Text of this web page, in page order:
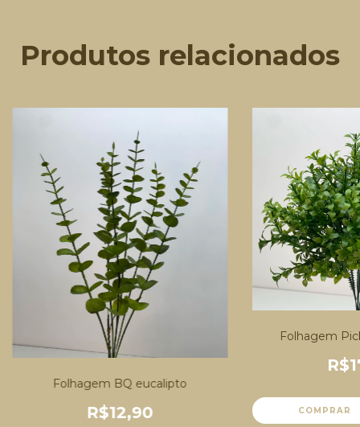
Produtos relacionados
Folhagem BQ eucalipto
R$12,90
Folhagem